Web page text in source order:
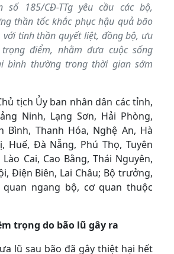
số 185/CĐ-TTg yêu cầu các bộ,
thần tốc khắc phục hậu quả bão
tinh thần quyết liệt, đồng bộ, ưu
điểm, nhằm đưa cuộc sống
bình thường trong thời gian sớm
tịch Ủy ban nhân dân các tỉnh,
Ninh, Lạng Sơn, Hải Phòng,
Bình, Thanh Hóa, Nghệ An, Hà
Huế, Đà Nẵng, Phú Thọ, Tuyên
Cai, Cao Bằng, Thái Nguyên,
Điện Biên, Lai Châu; Bộ trưởng,
ngang bộ, cơ quan thuộc
trọng do bão lũ gây ra
lũ sau bão đã gây thiệt hại hết